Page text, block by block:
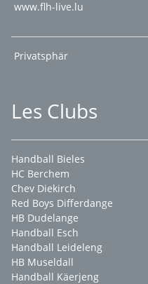
www.flh-live.lu
Privatsphär
Les Clubs
Handball Bieles
HC Berchem
Chev Diekirch
Red Boys Differdange
HB Dudelange
Handball Esch
Handball Leideleng
HB Museldall
Handball Käerjeng